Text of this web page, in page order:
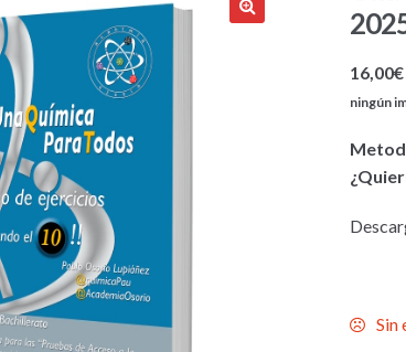
16,00€
ningún
Sin